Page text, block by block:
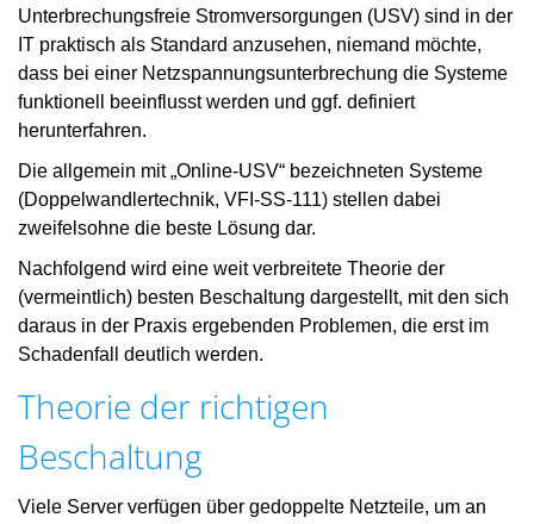
Unterbrechungsfreie Stromversorgungen (USV) sind in der
IT praktisch als Standard anzusehen, niemand möchte,
dass bei einer Netzspannungsunterbrechung die Systeme
funktionell beeinflusst werden und ggf. definiert
herunterfahren.
Die allgemein mit „Online-USV“ bezeichneten Systeme
(Doppelwandlertechnik, VFI-SS-111) stellen dabei
zweifelsohne die beste Lösung dar.
Nachfolgend wird eine weit verbreitete Theorie der
(vermeintlich) besten Beschaltung dargestellt, mit den sich
daraus in der Praxis ergebenden Problemen, die erst im
Schadenfall deutlich werden.
Theorie der richtigen
Beschaltung
Viele Server verfügen über gedoppelte Netzteile, um an